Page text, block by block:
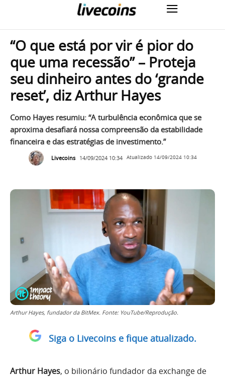
“O que está por vir é pior do
que uma recessão” – Proteja
seu dinheiro antes do ‘grande
reset’, diz Arthur Hayes
Como Hayes resumiu: “A turbulência econômica que se
aproxima desafiará nossa compreensão da estabilidade
financeira e das estratégias de investimento.”
Livecoins 14/09/2024 10:34 Atualizado 14/09/2024 10:34
Arthur Hayes, fundador da BitMex. Fonte: YouTube/Reprodução.
Siga o Livecoins e fique atualizado.
Arthur Hayes, o bilionário fundador da exchange de